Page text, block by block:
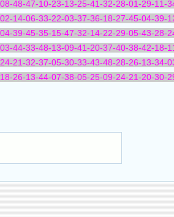
48-47-10-23-13-25-41-32-28-01-29-11-
14-06-33-22-03-37-36-18-27-45-04-39-
39-45-35-15-47-32-14-22-29-05-43-28-
44-33-48-13-09-41-20-37-40-38-42-18-
21-32-37-05-30-33-43-48-28-26-13-34-
26-13-44-07-38-05-25-09-24-21-20-30-